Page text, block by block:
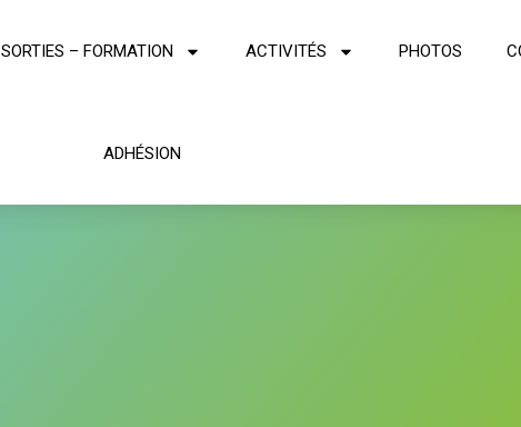
SORTIES – FORMATION ACTIVITÉS PHOTOS
ADHÉSION